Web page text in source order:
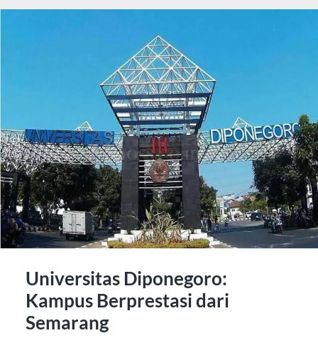
Universitas Diponegoro:
Kampus Berprestasi dari
Semarang